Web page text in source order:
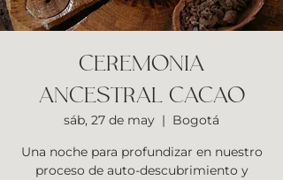
CEREMONIA
ANCESTRAL CACAO
sáb, 27 de may
  |
Bogotá
Una noche para profundizar en nuestro
proceso de auto-descubrimiento y